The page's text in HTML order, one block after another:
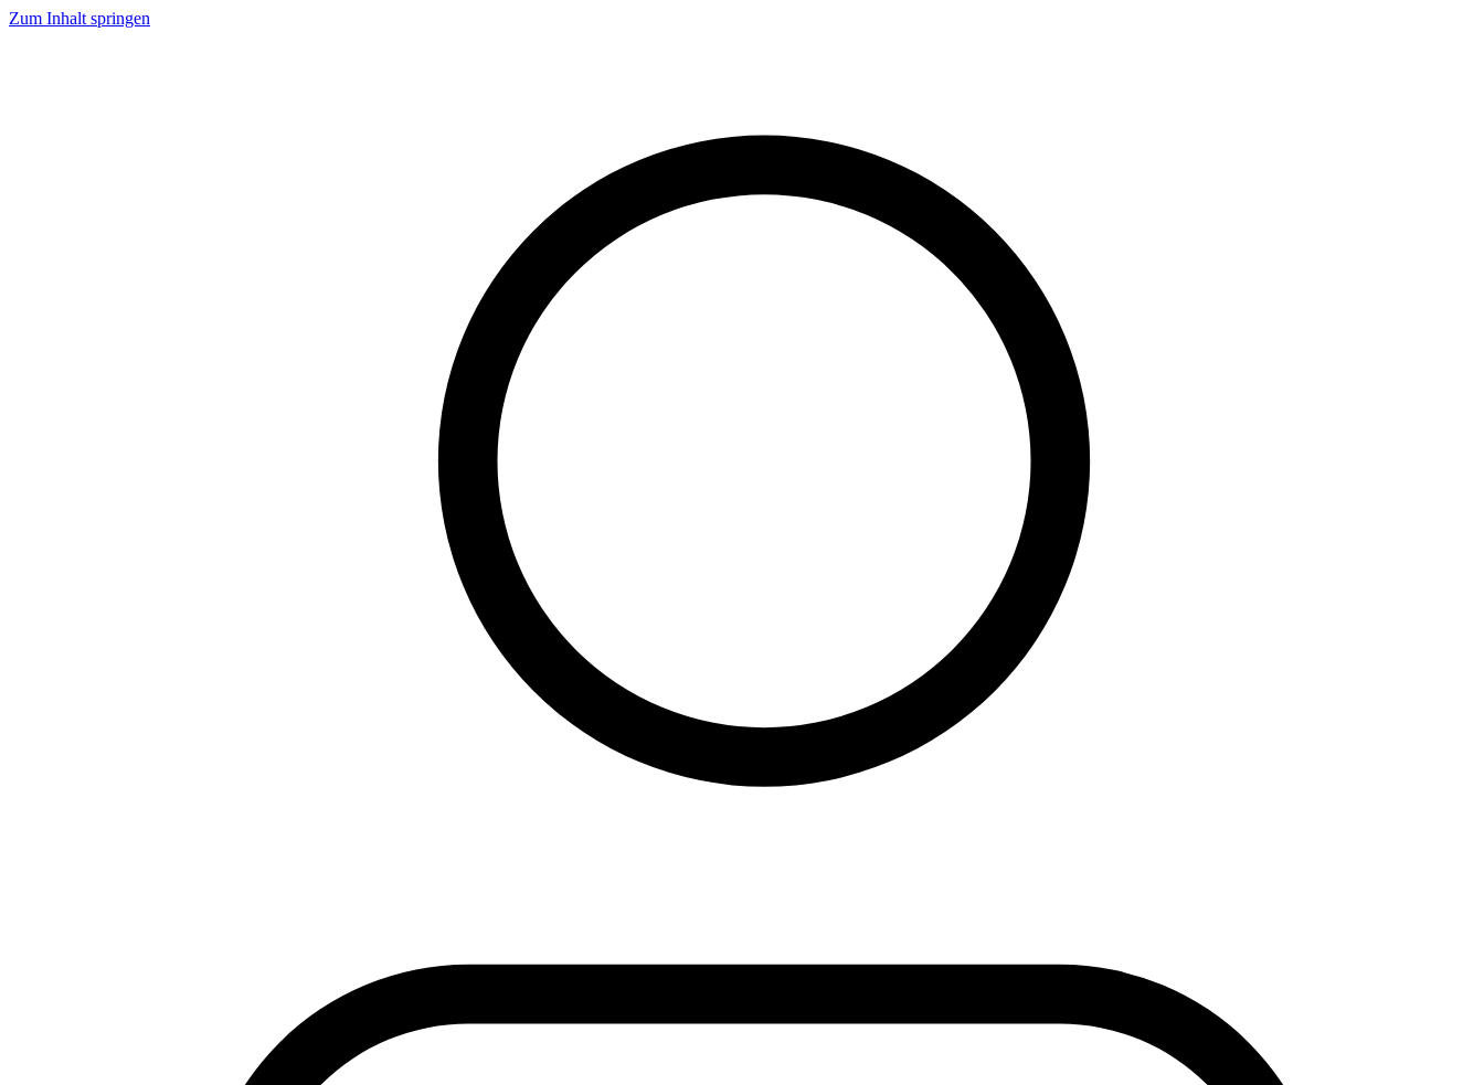
Zum Inhalt springen